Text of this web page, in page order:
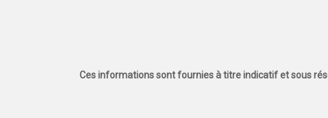
Ces informations sont fournies à titre indicatif et sous